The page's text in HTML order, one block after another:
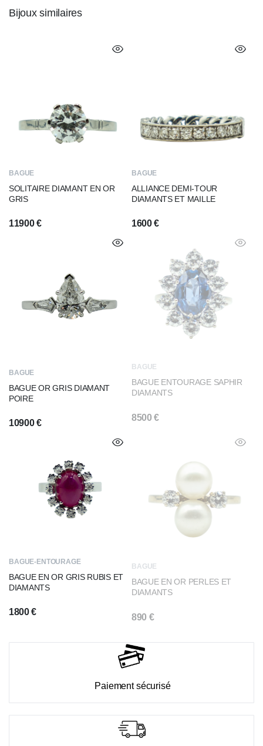
Bijoux similaires
BAGUE
SOLITAIRE DIAMANT EN OR
GRIS
11900€
BAGUE
ALLIANCE DEMI-TOUR
DIAMANTS ET MAILLE
1600€
BAGUE
BAGUE OR GRIS DIAMANT
POIRE
10900€
BAGUE
BAGUE ENTOURAGE SAPHIR
DIAMANTS
8500€
BAGUE-ENTOURAGE
BAGUE EN OR GRIS RUBIS ET
DIAMANTS
1800€
BAGUE
BAGUE EN OR PERLES ET
DIAMANTS
890 €
Paiement sécurisé